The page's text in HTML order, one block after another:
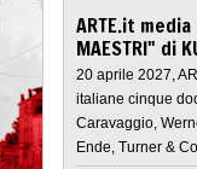
ARTE.it
MAESTRI" di
20 aprile 2027,
italiane cinque
Caravaggio,
Ende, Turner &